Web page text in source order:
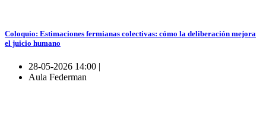
Coloquio: Estimaciones fermianas colectivas: cómo la deliberación mejora
el juicio humano
28-05-2026 14:00 |
Aula Federman